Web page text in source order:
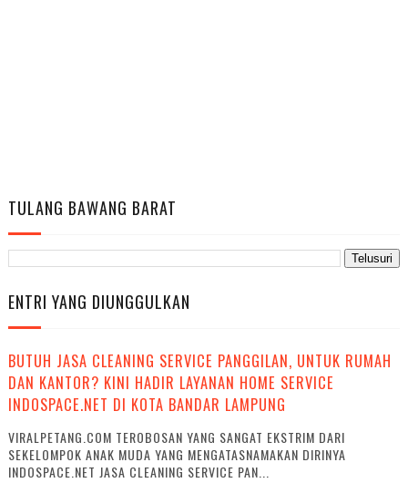
TULANG BAWANG BARAT
ENTRI YANG DIUNGGULKAN
BUTUH JASA CLEANING SERVICE PANGGILAN, UNTUK RUMAH
DAN KANTOR? KINI HADIR LAYANAN HOME SERVICE
INDOSPACE.NET DI KOTA BANDAR LAMPUNG
VIRALPETANG.COM TEROBOSAN YANG SANGAT EKSTRIM DARI
SEKELOMPOK ANAK MUDA YANG MENGATASNAMAKAN DIRINYA
INDOSPACE.NET JASA CLEANING SERVICE PAN...